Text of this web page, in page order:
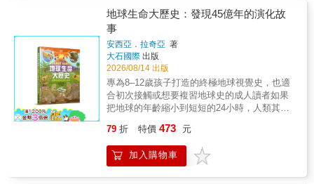
何成為韌性指標、臺灣島的前世今生、跟著鳥
類飛翔探尋牠們匯聚於此的原因、超過300種淡
水魚以及令人驚異的洄游冒險歷程、氣候變遷
的防災工作如何救命……都在書頁紋理之間呈
現。5.系列二書共匯聚21位環境工作者，傾其
數十年耕耘累積而成，為當代社會整理出重要
珍貴的知識成果。6.閱讀這個時代，給予向前
的動力：光是閱讀21位作者簡介，就像閱讀這
個時代的演進。從字裡行間讀出他們為何追
尋，以及如何努力，給予觀者前進的動力。7.
前，若能培養出全面認識臺灣土地環境的素
養，更能豐富自己的視野與對生命的尊重，這
套書是必讀佳作。
「終極的遠距工作」。本書特色1. 第一手太空
經歷：野口聰一以親身經歷為基礎，細膩描繪
出太空飛行和太空站生活的細節，讓讀者身歷
其境，感受到宇宙的神祕和人類探索的勇氣。
2. 尖端科技的展示： 書中詳細介紹乘龍號太空
船的高科技設計，以及在太空站內進行的各種
創新實驗，展示現代科技在太空探索中的應用
與突破，並展望未來太空探索和太空觀光的廣
空科學著作不同，作者剖析太空生活中需要面
對的心理挑戰，並強調同理心和心理支持的重
要性。
探索是什麼樣的自然原理，在這處注定衰敗的
宇宙中，催生出了從恆星和星系，再到生命和
意識等種種有序結構：從大霹靂起到物質生
成，從物質生成到生命出現，從生命到意識萌
現，直到宗教、科學、藝術、創造力、想像力
的湧現，到最終包括意識在內一切歸於無有，
終至消逝，宇宙回歸寂靜冷清的原子游離狀態
&hellip;&hellip; 葛林以高度清晰的文字，溫柔
熨貼地梳理古往今來哲人、詩人、科學家，針
對每一個過程想要理解的嘗試，書中含括各種
寫。從粒子到行星，從意識到創造力，從物質
到意義，葛林讓我們所有人都能掌握並品賞我
們在宇宙中轉瞬即逝，卻也精緻之極的須臾時
地球生命大歷史：發現45億年的演化故
事
安西亞．拉奇亞 著
大石國際 出版
2026/08/14 出版
專為8–12歲孩子打造的終極地球視覺史，也適
合初次接觸或想要複習地球史的成人讀者如果
把地球的年齡縮小到短短的24小時，人類其實
索人類出現之前那些令人難以置信的失落世
界。從恐龍的出現與滅絕、特大企鵝等巨型動
物的現身，到地中海1500公尺高的超級大瀑
79 折 特價 473 元
加入購物車